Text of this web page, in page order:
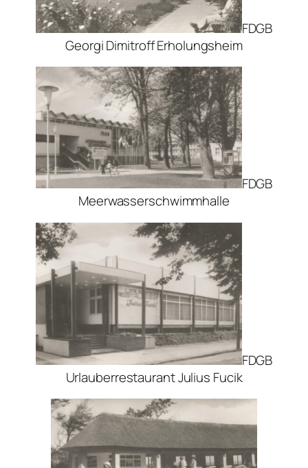
FDGB
Georgi Dimitroff Erholungsheim
FDGB
Meerwasserschwimmhalle
FDGB
Urlauberrestaurant Julius Fucik